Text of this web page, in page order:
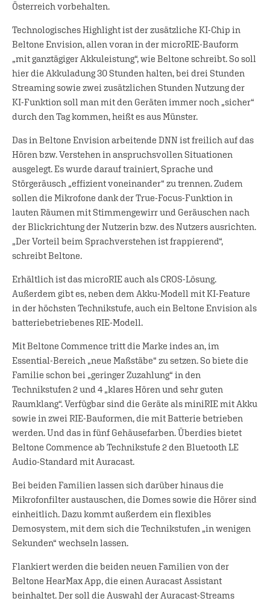
Österreich vorbehalten.
Technologisches Highlight ist der zusätzliche KI-Chip in
Beltone Envision, allen voran in der microRIE-Bauform
„mit ganztägiger Akkuleistung“, wie Beltone schreibt. So soll
hier die Akkuladung 30 Stunden halten, bei drei Stunden
Streaming sowie zwei zusätzlichen Stunden Nutzung der
KI-Funktion soll man mit den Geräten immer noch „sicher“
durch den Tag kommen, heißt es aus Münster.
Das in Beltone Envision arbeitende DNN ist freilich auf das
Hören bzw. Verstehen in anspruchsvollen Situationen
ausgelegt. Es wurde darauf trainiert, Sprache und
Störgeräusch „effizient voneinander“ zu trennen. Zudem
sollen die Mikrofone dank der True-Focus-Funktion in
lauten Räumen mit Stimmengewirr und Geräuschen nach
der Blickrichtung der Nutzerin bzw. des Nutzers ausrichten.
„Der Vorteil beim Sprachverstehen ist frappierend“,
schreibt Beltone.
Erhältlich ist das microRIE auch als CROS-Lösung.
Außerdem gibt es, neben dem Akku-Modell mit KI-Feature
in der höchsten Technikstufe, auch ein Beltone Envision als
batteriebetriebenes RIE-Modell.
Mit Beltone Commence tritt die Marke indes an, im
Essential-Bereich „neue Maßstäbe“ zu setzen. So biete die
Familie schon bei „geringer Zuzahlung“ in den
Technikstufen 2 und 4 „klares Hören und sehr guten
Raumklang“. Verfügbar sind die Geräte als miniRIE mit Akku
sowie in zwei RIE-Bauformen, die mit Batterie betrieben
werden. Und das in fünf Gehäusefarben. Überdies bietet
Beltone Commence ab Technikstufe 2 den Bluetooth LE
Audio-Standard mit Auracast.
Bei beiden Familien lassen sich darüber hinaus die
Mikrofonfilter austauschen, die Domes sowie die Hörer sind
einheitlich. Dazu kommt außerdem ein flexibles
Demosystem, mit dem sich die Technikstufen „in wenigen
Sekunden“ wechseln lassen.
Flankiert werden die beiden neuen Familien von der
Beltone HearMax App, die einen Auracast Assistant
beinhaltet. Der soll die Auswahl der Auracast-Streams